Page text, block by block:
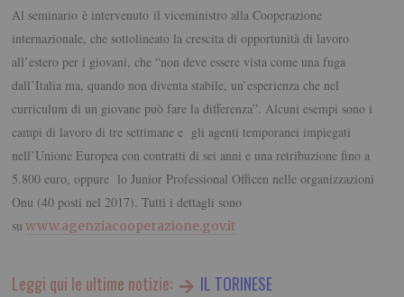
Al seminario è intervenuto il viceministro alla Cooperazione
internazionale, che sottolineato la crescita di opportunità di lavoro
all’estero per i giovani, che “non deve essere vista come una fuga
dall’Italia ma, quando non diventa stabile, un’esperienza che nel
curriculum di un giovane può fare la differenza”. Alcuni esempi sono i
campi di lavoro di tre settimane e gli agenti temporanei impiegati
nell’Unione Europea con contratti di sei anni e una retribuzione fino a
5.800 euro, oppure lo Junior Professional Officen nelle organizzazioni
Onu (40 posti nel 2017). Tutti i dettagli sono
su www.agenziacooperazione.gov.it
Leggi qui le ultime notizie: IL TORINESE